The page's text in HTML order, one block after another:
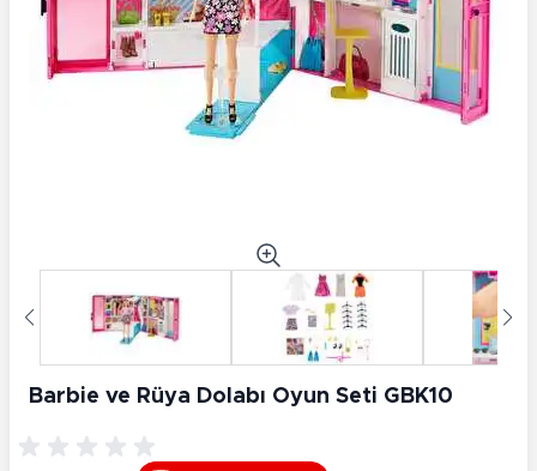
Barbie ve Rüya Dolabı Oyun Seti GBK10